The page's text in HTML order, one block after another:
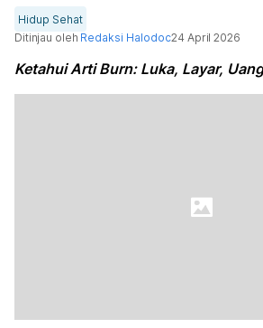
Hidup Sehat
Ditinjau oleh Redaksi Halodoc24 April 2026
Ketahui Arti Burn: Luka, Layar,